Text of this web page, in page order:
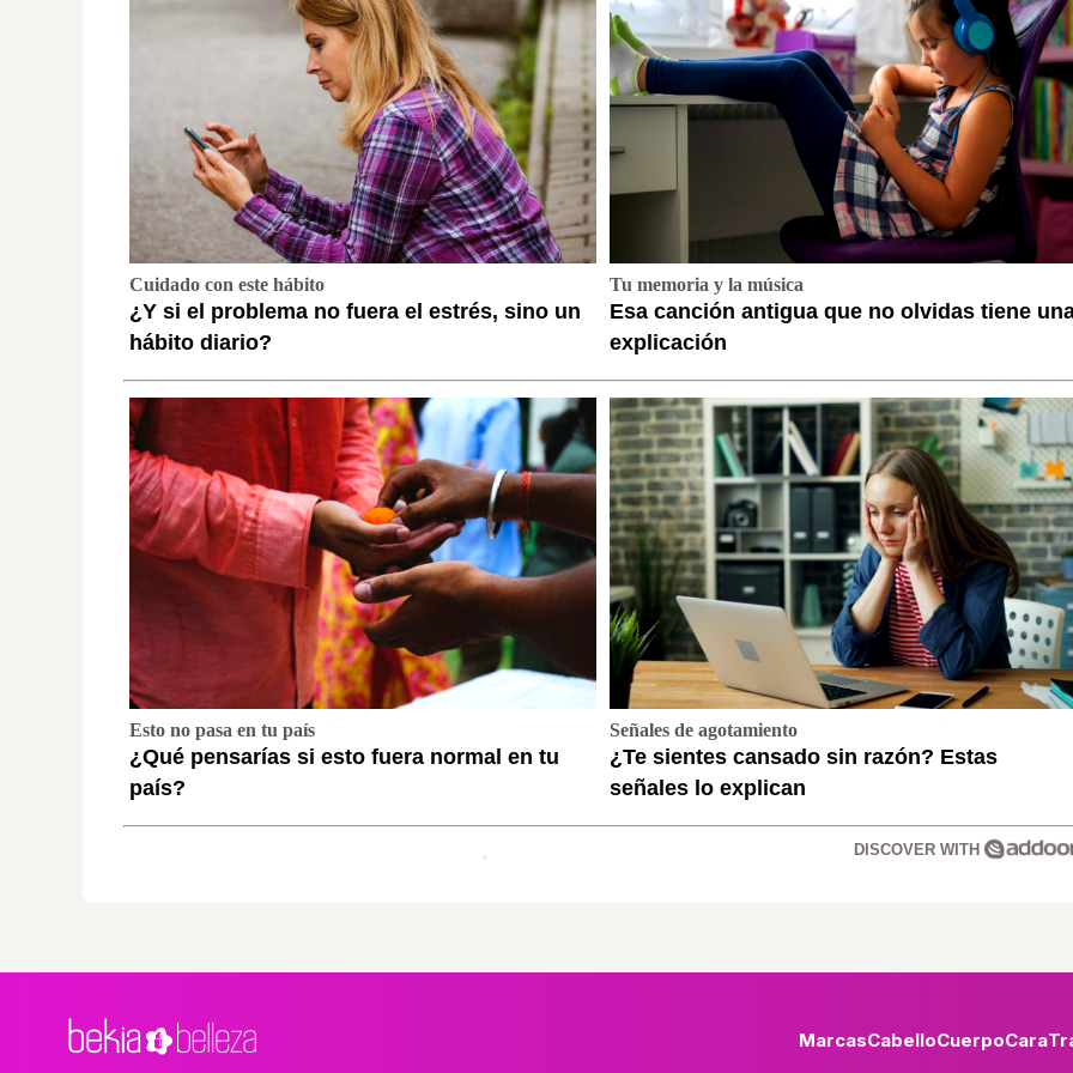
Cuidado con este hábito
¿Y si el problema no fuera el estrés, sino un
hábito diario?
Tu memoria y la música
Esa canción antigua que no olvidas tiene
explicación
Esto no pasa en tu país
¿Qué pensarías si esto fuera normal en tu
país?
Señales de agotamiento
¿Te sientes cansado sin razón? Estas
señales lo explican
DISCOVER WITH
MarcasCabelloCuerpoCara